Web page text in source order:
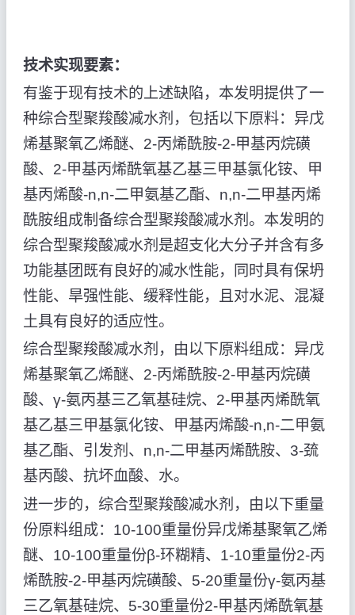
技术实现要素：
有鉴于现有技术的上述缺陷，本发明提供了一
种综合型聚羧酸减水剂，包括以下原料：异戊
烯基聚氧乙烯醚、2-丙烯酰胺-2-甲基丙烷磺
酸、2-甲基丙烯酰氧基乙基三甲基氯化铵、甲
基丙烯酸-n,n-二甲氨基乙酯、n,n-二甲基丙烯
酰胺组成制备综合型聚羧酸减水剂。本发明的
综合型聚羧酸减水剂是超支化大分子并含有多
功能基团既有良好的减水性能，同时具有保坍
性能、旱强性能、缓释性能，且对水泥、混凝
土具有良好的适应性。
综合型聚羧酸减水剂，由以下原料组成：异戊
烯基聚氧乙烯醚、2-丙烯酰胺-2-甲基丙烷磺
酸、γ-氨丙基三乙氧基硅烷、2-甲基丙烯酰氧
基乙基三甲基氯化铵、甲基丙烯酸-n,n-二甲氨
基乙酯、引发剂、n,n-二甲基丙烯酰胺、3-巯
基丙酸、抗坏血酸、水。
进一步的，综合型聚羧酸减水剂，由以下重量
份原料组成：10-100重量份异戊烯基聚氧乙烯
醚、10-100重量份β-环糊精、1-10重量份2-丙
烯酰胺-2-甲基丙烷磺酸、5-20重量份γ-氨丙基
三乙氧基硅烷、5-30重量份2-甲基丙烯酰氧基